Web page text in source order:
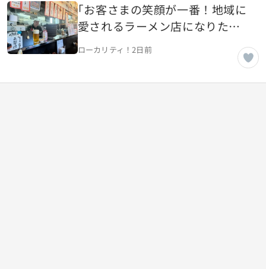
｢お客さまの笑顔が一番！地域に
愛されるラーメン店になりたい｣
心に残るラーメン作りを目指す
｢ぬーぼうチャウチャウ｣【山形
ローカリティ！2日前